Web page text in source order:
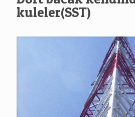
kuleler(SST)